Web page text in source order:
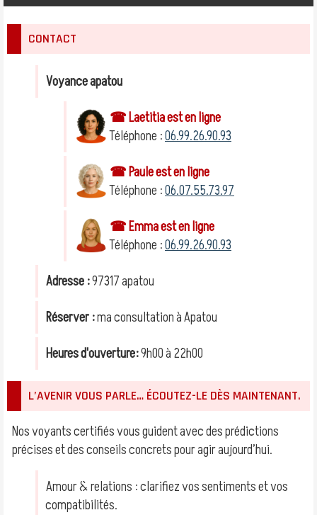
CONTACT
Voyance apatou
☎ Laetitia est en ligne
Téléphone :06.99.26.90.93
☎ Paule est en ligne
Téléphone :06.07.55.73.97
☎ Emma est en ligne
Téléphone :06.99.26.90.93
Adresse :97317 apatou
Réserver :ma consultation à Apatou
Heures d'ouverture:9h00 à 22h00
L’AVENIR VOUS PARLE… ÉCOUTEZ-LE DÈS MAINTENANT.
Nos voyants certifiés vous guident avec des prédictions
précises et des conseils concrets pour agir aujourd’hui.
Amour & relations : clarifiez vos sentiments et vos
compatibilités.